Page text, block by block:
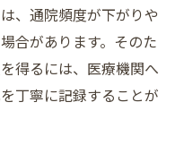
、通院頻度が下がりや
合があります。そのた
得るには、医療機関へ
丁寧に記録することが